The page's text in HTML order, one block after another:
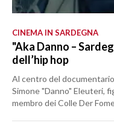
CINEMA IN SARDEGNA
"Aka Danno –
dell’hip hop
Al centro del
Simone "Danno" Eleuteri,
membro dei Colle Der